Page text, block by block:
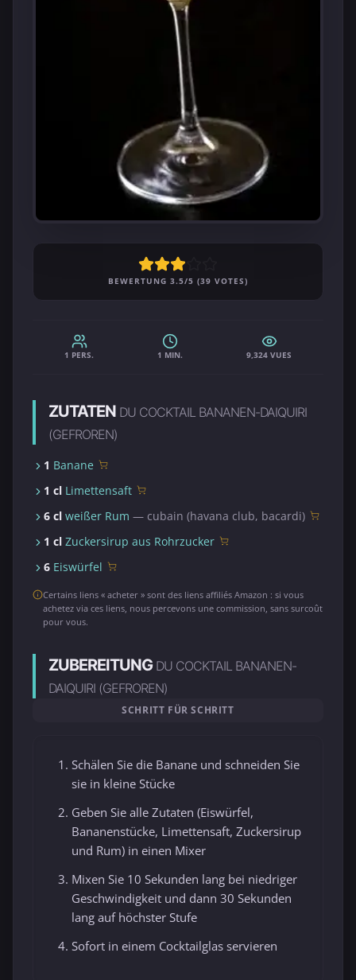
BEWERTUNG 3.5/5 (39 VOTES)
1 PERS. 1 MIN. 9,324 VUES
ZUTATEN DU COCKTAIL BANANEN-DAIQUIRI
(GEFROREN)
1 Banane
1 cl Limettensaft
6 cl weißer Rum — cubain (havana club, bacardi)
1 cl Zuckersirup aus Rohrzucker
6 Eiswürfel
Certains liens « acheter » sont des liens affiliés Amazon : si vous
achetez via ces liens, nous percevons une commission, sans surcoût
pour vous.
ZUBEREITUNG DU COCKTAIL BANANEN-
DAIQUIRI (GEFROREN)
SCHRITT FÜR SCHRITT
Schälen Sie die Banane und schneiden Sie
sie in kleine Stücke
Geben Sie alle Zutaten (Eiswürfel,
Bananenstücke, Limettensaft, Zuckersirup
und Rum) in einen Mixer
Mixen Sie 10 Sekunden lang bei niedriger
Geschwindigkeit und dann 30 Sekunden
lang auf höchster Stufe
Sofort in einem Cocktailglas servieren